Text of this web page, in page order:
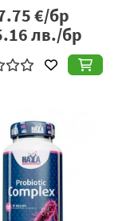
€/бр
лв./бр